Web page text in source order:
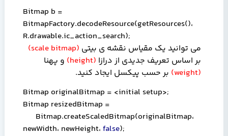
Bitmap b =
BitmapFactory.decodeResource(getResources()،
R.drawable.ic_action_search);
می توانید یک مقیاس نقشه ی بیتی (
scale bitmap
)
بر اساس تعریف جدیدی از درازا (
height
) و پهنا
(
weight
) بر حسب پیکسل ایجاد کنید.
Bitmap originalBitmap = <initial setup>;
Bitmap resizedBitmap =
Bitmap.createScaledBitmap(originalBitmap،
newWidth، newHeight، false);